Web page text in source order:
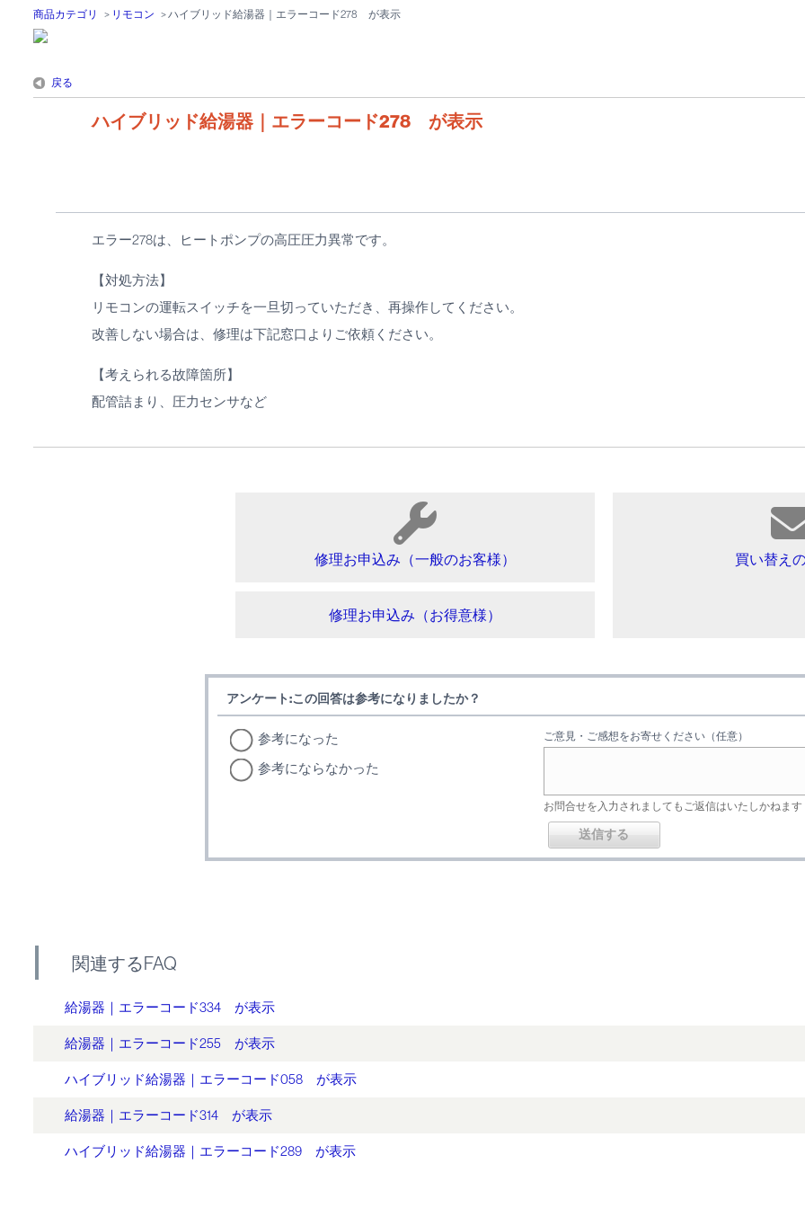
商品カテゴリ > リモコン >ハイブリッド給湯器｜エラーコード278 が表示
戻る
ハイブリッド給湯器｜エラーコード278 が表示
エラー278は、ヒートポンプの高圧圧力異常です。
【対処方法】
リモコンの運転スイッチを一旦切っていただき、再操作してください。
改善しない場合は、修理は下記窓口よりご依頼ください。
【考えられる故障箇所】
配管詰まり、圧力センサなど
修理お申込み（一般のお客様）
修理お申込み（お得意様）
買い替え
アンケート:この回答は参考になりましたか？
参考になった
参考にならなかった
ご意見・ご感想をお寄せください（任意）
お問合せを入力されましてもご返信はいたしかねます
関連するFAQ
給湯器｜エラーコード334 が表示
給湯器｜エラーコード255 が表示
ハイブリッド給湯器｜エラーコード058 が表示
給湯器｜エラーコード314 が表示
ハイブリッド給湯器｜エラーコード289 が表示